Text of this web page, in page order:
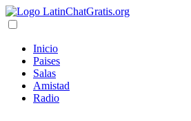
Inicio
Paises
Salas
Amistad
Radio